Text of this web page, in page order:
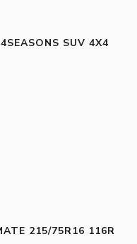
SUV 4X4
215/75R16 116R